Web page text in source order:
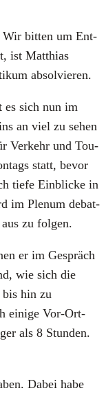
Wir bit­ten um Ent­
ist Mat­thi­as
absol­vie­ren.
es sich nun im
an viel zu sehen
Ver­kehr und Tou­
statt, bevor
tie­fe Ein­bli­cke in
im Ple­num debat­
zu fol­gen.
er im Gespräch
wie sich die
bis hin zu
eini­ge Vor-Ort-
als 8 Stun­den.
Dabei habe